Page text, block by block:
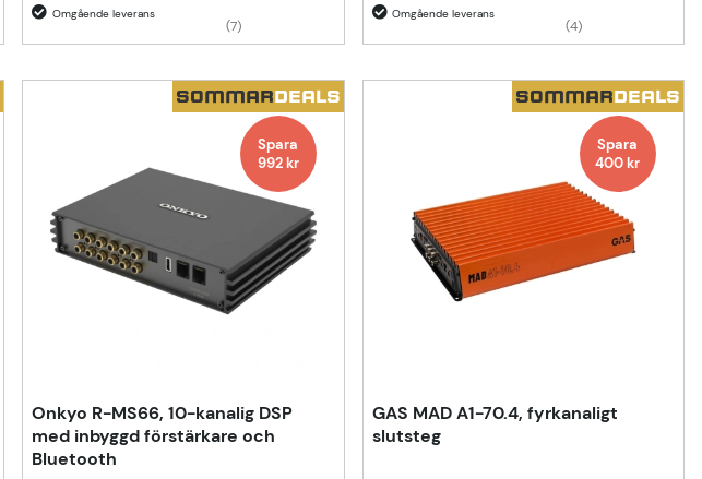
(7) (4)
SOMMARDEALS
Spara
992kr
Onkyo R-MS66, 10-kanalig DSP
med inbyggd förstärkare och
Bluetooth
SOMMARDEALS
Spara
400kr
GAS MAD A1-70.4, fyrkanaligt
slutsteg